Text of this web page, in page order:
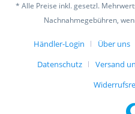
Ich habe die
verstanden und stimme zu. *
* Alle Preise inkl. gesetzl.
Nachnahmegebühren,
Händler-Login Über uns
Datenschutz
Versand